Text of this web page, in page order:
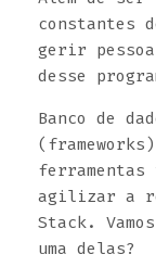
constantes
gerir
desse
Banco de
agilizar a
Stack.
uma delas?